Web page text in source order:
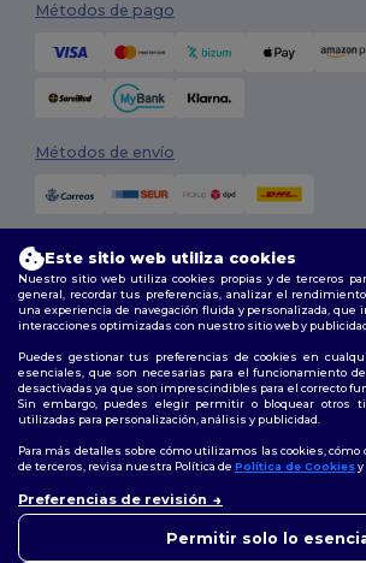
Métodos de pago
Métodos de envío
2026. Todos los derechos reservados
Términos y Condiciones| Política de personalización
Privacidad|Política de Cookies |Mapa del sitio
Síguenos
Madrid|Barcelona|Valencia|Seville|
Alicante
Este sitio web utiliza cookies
Nuestro sitio web utiliza cookies propias y de terceros
general, recordar tus preferencias, analizar el
una experiencia de navegación fluida y personalizada, que
interacciones optimizadas con nuestro sitio web y
Puedes gestionar tus preferencias de cookies en
esenciales, que son necesarias para el funcionamiento
desactivadas ya que son imprescindibles para el correcto
Sin embargo, puedes elegir permitir o bloquear otros
utilizadas para personalización, análisis y publicidad.
Para más detalles sobre cómo utilizamos las cookies, cómo
de terceros, revisa nuestra Política de Política de Cookiesy
Preferencias de revisión
Permitir solo lo
cualquier